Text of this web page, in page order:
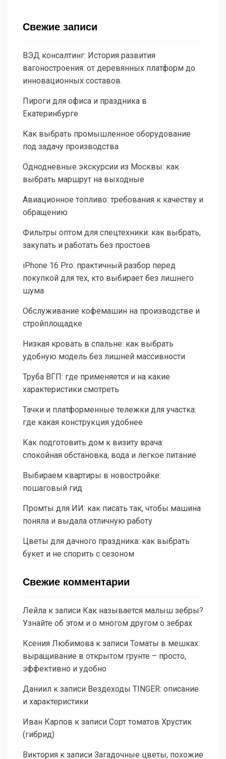
Свежие записи
ВЭД консалтинг: История развития
вагоностроения: от деревянных платформ до
инновационных составов.
Пироги для офиса и праздника в
Екатеринбурге
Как выбрать промышленное оборудование
под задачу производства
Однодневные экскурсии из Москвы: как
выбрать маршрут на выходные
Авиационное топливо: требования к качеству и
обращению
Фильтры оптом для спецтехники: как выбрать,
закупать и работать без простоев
iPhone 16 Pro: практичный разбор перед
покупкой для тех, кто выбирает без лишнего
шума
Обслуживание кофемашин на производстве и
стройплощадке
Низкая кровать в спальне: как выбрать
удобную модель без лишней массивности
Труба ВГП: где применяется и на какие
характеристики смотреть
Тачки и платформенные тележки для участка:
где какая конструкция удобнее
Как подготовить дом к визиту врача:
спокойная обстановка, вода и легкое питание
Выбираем квартиры в новостройке:
пошаговый гид
Промты для ИИ: как писать так, чтобы машина
поняла и выдала отличную работу
Цветы для дачного праздника: как выбрать
букет и не спорить с сезоном
Свежие комментарии
Лейла к записи Как называется малыш зебры?
Узнайте об этом и о многом другом о зебрах
Ксения Любимова к записи Томаты в мешках:
выращивание в открытом грунте – просто,
эффективно и удобно
Даниил к записи Вездеходы TINGER: описание
и характеристики
Иван Карпов к записи Сорт томатов Хрустик
(гибрид)
Виктория к записи Загадочные цветы, похожие